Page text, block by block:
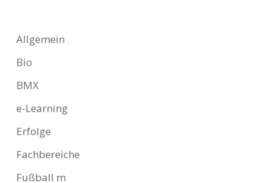
Allgemein
Bio
BMX
e-Learning
Erfolge
Fachbereiche
Fußball m